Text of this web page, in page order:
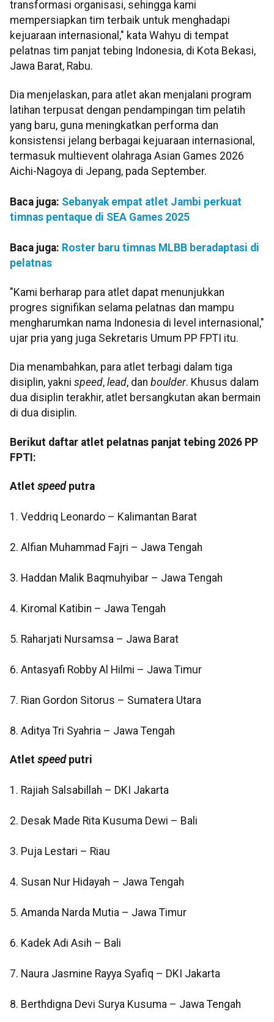
transformasi organisasi, sehingga kami
mempersiapkan tim terbaik untuk menghadapi
kejuaraan internasional," kata Wahyu di tempat
pelatnas tim panjat tebing Indonesia, di Kota Bekasi,
Jawa Barat, Rabu.
Dia menjelaskan, para atlet akan menjalani program
latihan terpusat dengan pendampingan tim pelatih
yang baru, guna meningkatkan performa dan
konsistensi jelang berbagai kejuaraan internasional,
termasuk multievent olahraga Asian Games 2026
Aichi-Nagoya di Jepang, pada September.
Baca juga: Sebanyak empat atlet Jambi perkuat
timnas pentaque di SEA Games 2025
Baca juga: Roster baru timnas MLBB beradaptasi di
pelatnas
"Kami berharap para atlet dapat menunjukkan
progres signifikan selama pelatnas dan mampu
mengharumkan nama Indonesia di level internasional,"
ujar pria yang juga Sekretaris Umum PP FPTI itu.
Dia menambahkan, para atlet terbagi dalam tiga
disiplin, yakni speed, lead, dan boulder. Khusus dalam
dua disiplin terakhir, atlet bersangkutan akan bermain
di dua disiplin.
Berikut daftar atlet pelatnas panjat tebing 2026 PP
FPTI:
Atlet speedputra
1. Veddriq Leonardo – Kalimantan Barat
2. Alfian Muhammad Fajri – Jawa Tengah
3. Haddan Malik Baqmuhyibar – Jawa Tengah
4. Kiromal Katibin – Jawa Tengah
5. Raharjati Nursamsa – Jawa Barat
6. Antasyafi Robby Al Hilmi – Jawa Timur
7. Rian Gordon Sitorus – Sumatera Utara
8. Aditya Tri Syahria – Jawa Tengah
Atlet speedputri
1. Rajiah Salsabillah – DKI Jakarta
2. Desak Made Rita Kusuma Dewi – Bali
3. Puja Lestari – Riau
4. Susan Nur Hidayah – Jawa Tengah
5. Amanda Narda Mutia – Jawa Timur
6. Kadek Adi Asih – Bali
7. Naura Jasmine Rayya Syafiq – DKI Jakarta
8. Berthdigna Devi Surya Kusuma – Jawa Tengah